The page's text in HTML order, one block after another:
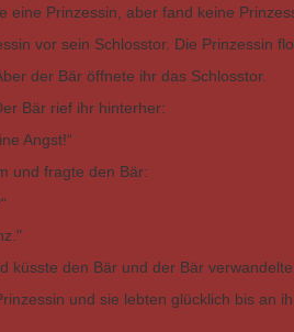
eine Prinzessin, aber fand keine
vor sein Schlosstor. Die Prinzessin
der Bär öffnete ihr das Schlosstor.
Bär rief ihr hinterher:
Angst!“
und fragte den Bär:
küsste den Bär und der Bär
und sie lebten glücklich bis an